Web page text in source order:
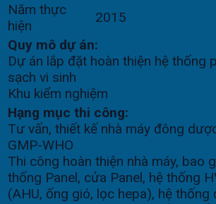
Năm thực
hiện
2015
Quy mô dự án:
Dự án lắp đặt hoàn thiện hệ thống
sạch vi sinh
Khu kiểm nghiệm
Hạng mục thi công:
Tư vấn, thiết kế nhà máy đông
GMP-WHO
Thi công hoàn thiện nhà máy, bao
thống Panel, cửa Panel, hệ thống
(AHU, ống gió, lọc hepa), hệ thống